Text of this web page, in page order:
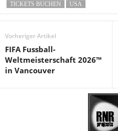
TICKETS BUCHEN
USA
Vorheriger Artikel
FIFA Fussball-
Weltmeisterschaft 2026™
in Vancouver